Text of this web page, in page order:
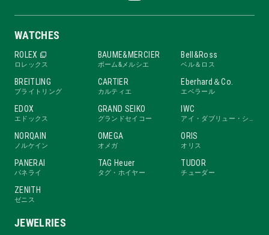
WATCHES
ROLEX
ロレックス
BAUME&MERCIER
ボーム&メルシエ
Bell&Ross
ベル＆ロス
BREITLING
ブライトリング
CARTIER
カルティエ
Eberhard＆Co.
エベラール
EDOX
エドックス
GRAND SEIKO
グランドセイコー
IWC
アイ・ダブリュー・シー
NORQAIN
ノルケイン
OMEGA
オメガ
ORIS
オリス
PANERAI
パネライ
TAG Heuer
タグ・ホイヤー
TUDOR
チューダー
ZENITH
ゼニス
JEWELRIES